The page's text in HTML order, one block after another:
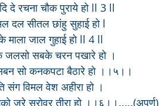
दे रचना चौक पुराये हो ll 3 ll
दल सीतल छांहु सुहाई हो l
जाल गुहाई हो ll 4 ll
सबके चरन पखारे हो ।
सो कनकपटा बैठारे हो ।।५।।
संग विमल वेश अहीरा हो ।
ज़ुरे सरोवर तीरा हो ।।६।।.....(अपूर्ण)